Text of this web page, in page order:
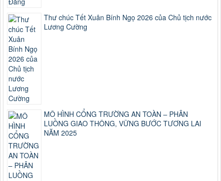
Thư chúc Tết Xuân Bính Ngọ 2026 của Chủ tịch nước
Lương Cường
MÔ HÌNH CỔNG TRƯỜNG AN TOÀN – PHÂN
LUỒNG GIAO THÔNG, VỮNG BƯỚC TƯƠNG LAI
NĂM 2025